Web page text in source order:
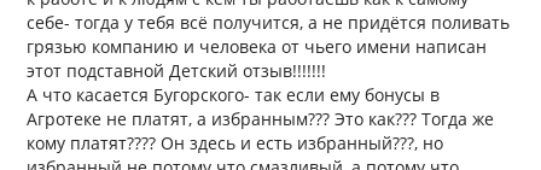
себе- тогда у тебя всё получится, а не придётся поливать
грязью компанию и человека от чьего имени написан
этот подставной Детский отзыв!!!!!!!
А что касается Бугорского- так если ему бонусы в
Агротеке не платят, а избранным??? Это как??? Тогда же
кому платят???? Он здесь и есть избранный???, но